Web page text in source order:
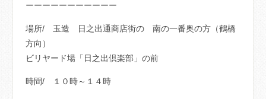
ーーーーーーーーーーー
場所/玉造 日之出通商店街の 南の一番奥の方（鶴橋
方向）
ビリヤード場「日之出倶楽部」の前
時間/ １０時～１４時